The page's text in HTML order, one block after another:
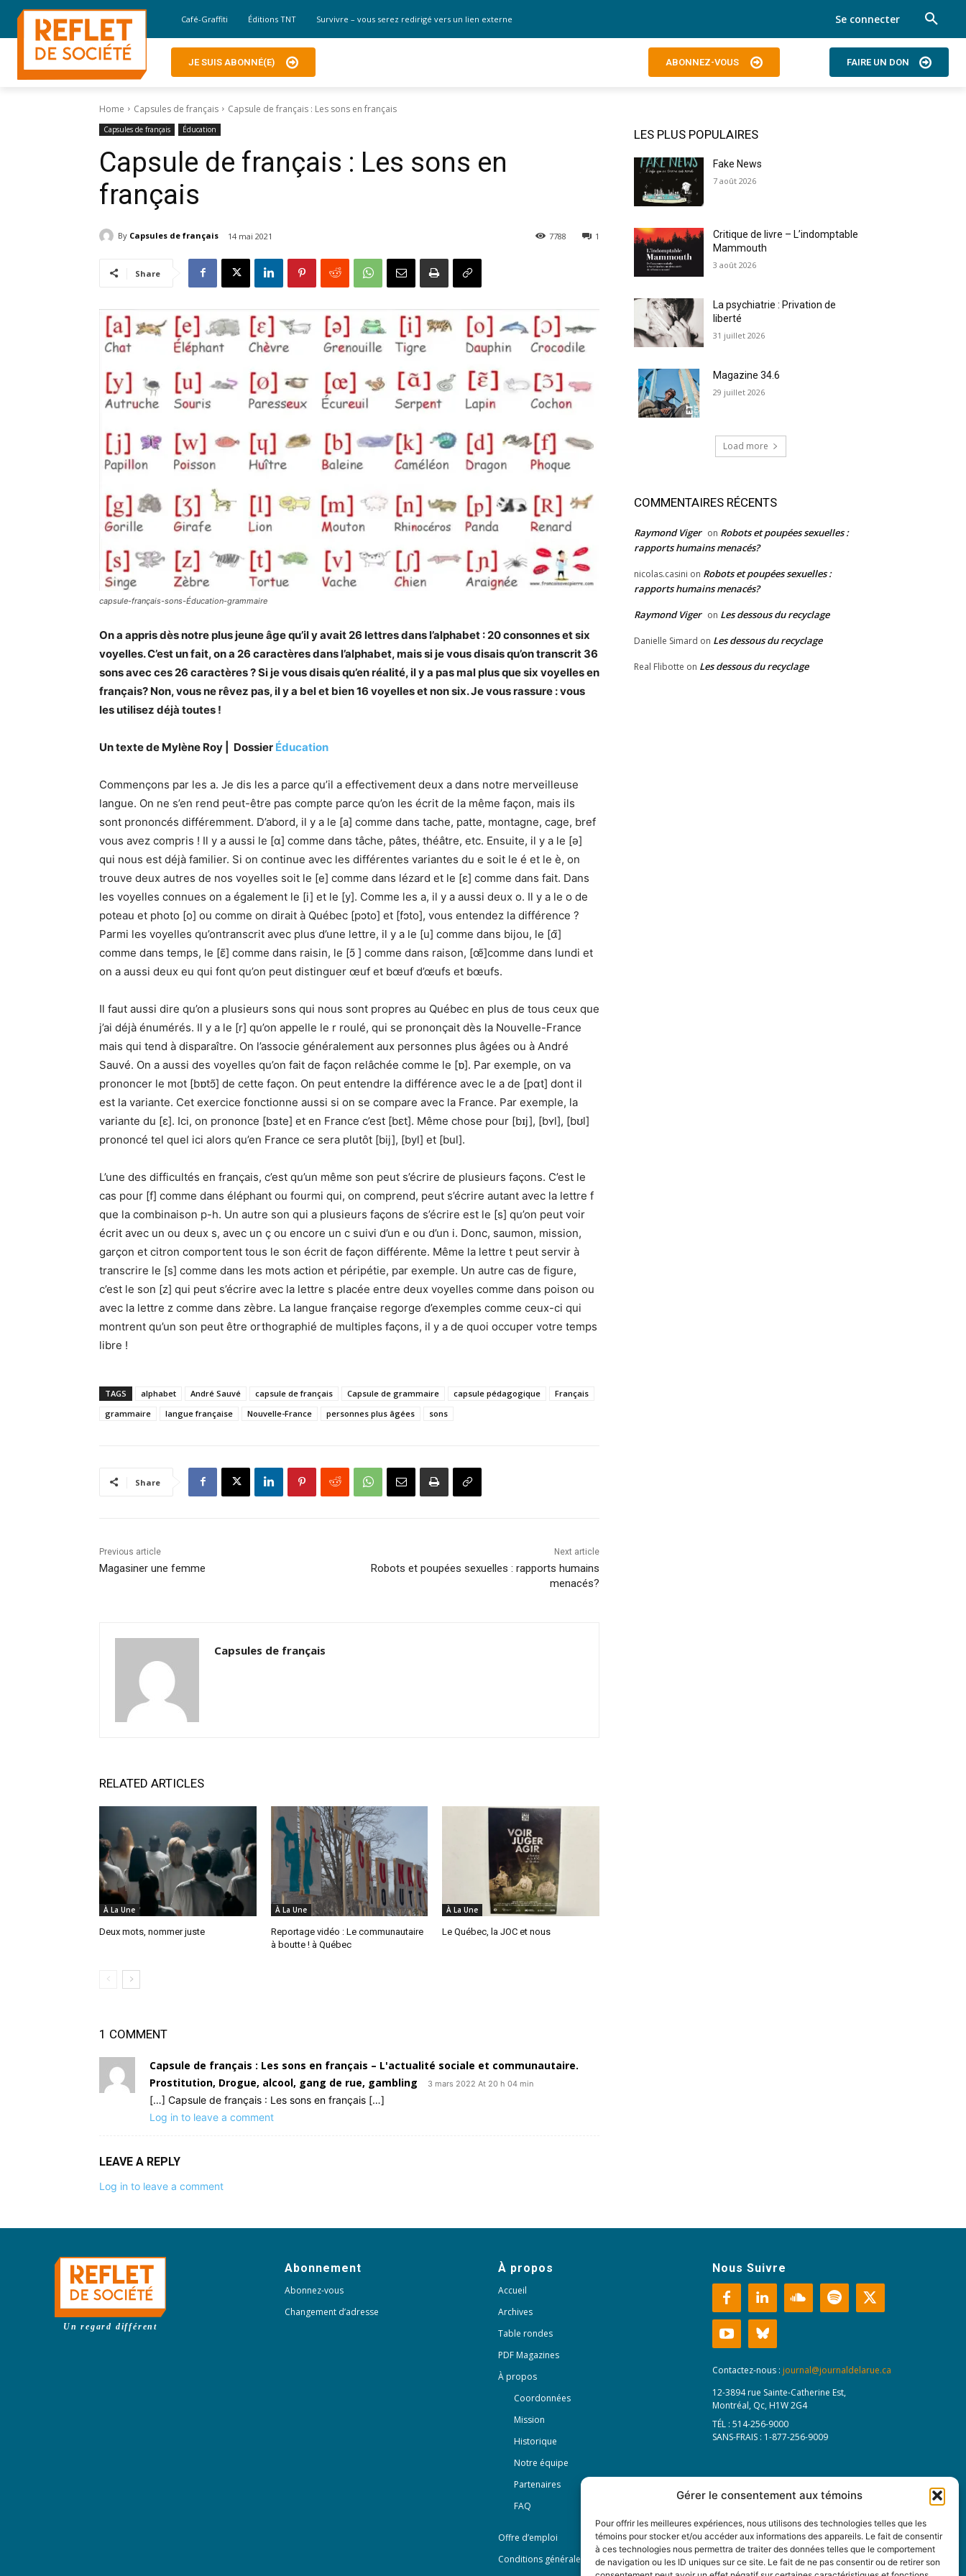
Gérer le consentement aux témoins
Pour offrir les meilleures expériences, nous utilisons des technologies telles que les
témoins pour stocker et/ou accéder aux informations des appareils. Le fait de consentir
à ces technologies nous permettra de traiter des données telles que le comportement
de navigation ou les ID uniques sur ce site. Le fait de ne pas consentir ou de retirer son
Café-Graffiti Éditions TNT Survivre – vous serez redirigé vers un lien externe Se connecter
JE SUIS ABONNÉ(E) ABONNEZ-VOUS FAIRE UN DON
Home Capsules de français Capsule de français : Les sons en français
Capsules de français Éducation
Capsule de français : Les sons en
français
By Capsules de français 14 mai 2021 1
7788
Share
capsule-français-sons-Éducation-grammaire
On a appris dès notre plus jeune âge qu’il y avait 26 lettres dans l’alphabet : 20 consonnes et six
voyelles. C’est un fait, on a 26 caractères dans l’alphabet, mais si je vous disais qu’on transcrit 36
sons avec ces 26 caractères ? Si je vous disais qu’en réalité, il y a pas mal plus que six voyelles en
français? Non, vous ne rêvez pas, il y a bel et bien 16 voyelles et non six. Je vous rassure : vous
les utilisez déjà toutes !
Un texte de Mylène Roy | Dossier Éducation
Commençons par les a. Je dis les a parce qu’il a effectivement deux a dans notre merveilleuse
langue. On ne s’en rend peut-être pas compte parce qu’on les écrit de la même façon, mais ils
sont prononcés différemment. D’abord, il y a le [a] comme dans tache, patte, montagne, cage, bref
vous avez compris ! Il y a aussi le [α] comme dans tâche, pâtes, théâtre, etc. Ensuite, il y a le [ə]
qui nous est déjà familier. Si on continue avec les différentes variantes du e soit le é et le è, on
trouve deux autres de nos voyelles soit le [e] comme dans lézard et le [ɛ] comme dans fait. Dans
les voyelles connues on a également le [i] et le [y]. Comme les a, il y a aussi deux o. Il y a le o de
poteau et photo [o] ou comme on dirait à Québec [pɔto] et [fɔto], vous entendez la différence ?
Parmi les voyelles qu’ontranscrit avec plus d’une lettre, il y a le [u] comme dans bijou, le [ɑ̃]
comme dans temps, le [ɛ̃] comme dans raisin, le [ɔ̃ ] comme dans raison, [œ̃]comme dans lundi et
on a aussi deux eu qui font qu’on peut distinguer œuf et bœuf d’œufs et bœufs.
Il faut aussi dire qu’on a plusieurs sons qui nous sont propres au Québec en plus de tous ceux que
j’ai déjà énumérés. Il y a le [r] qu’on appelle le r roulé, qui se prononçait dès la Nouvelle-France
mais qui tend à disparaître. On l’associe généralement aux personnes plus âgées ou à André
Sauvé. On a aussi des voyelles qu’on fait de façon relâchée comme le [ɒ]. Par exemple, on va
prononcer le mot [bɒtɔ̃] de cette façon. On peut entendre la différence avec le a de [pαt] dont il
est la variante. Cet exercice fonctionne aussi si on se compare avec la France. Par exemple, la
variante du [ɛ]. Ici, on prononce [bɜte] et en France c’est [bɛt]. Même chose pour [bɪj], [bʏl], [bʊl]
prononcé tel quel ici alors qu’en France ce sera plutôt [bij], [byl] et [bul].
L’une des difficultés en français, c’est qu’un même son peut s’écrire de plusieurs façons. C’est le
cas pour [f] comme dans éléphant ou fourmi qui, on comprend, peut s’écrire autant avec la lettre f
que la combinaison p-h. Un autre son qui a plusieurs façons de s’écrire est le [s] qu’on peut voir
écrit avec un ou deux s, avec un ç ou encore un c suivi d’un e ou d’un i. Donc, saumon, mission,
garçon et citron comportent tous le son écrit de façon différente. Même la lettre t peut servir à
transcrire le [s] comme dans les mots action et péripétie, par exemple. Un autre cas de figure,
c’est le son [z] qui peut s’écrire avec la lettre s placée entre deux voyelles comme dans poison ou
avec la lettre z comme dans zèbre. La langue française regorge d’exemples comme ceux-ci qui
montrent qu’un son peut être orthographié de multiples façons, il y a de quoi occuper votre temps
libre !
TAGS alphabet André Sauvé capsule de français Capsule de grammaire capsule pédagogique
Français
grammaire
langue française Nouvelle-France personnes plus âgées sons
Share
Previous article
Magasiner une femme
Next article
Robots et poupées sexuelles : rapports humains
menacés?
Capsules de français
RELATED ARTICLES
À La Une
Deux mots, nommer juste
À La Une
Reportage vidéo : Le communautaire
à boutte ! à Québec
À La Une
Le Québec, la JOC et nous
1 COMMENT
Capsule de français : Les sons en français – L'actualité sociale et communautaire.
Prostitution, Drogue, alcool, gang de rue, gambling
3 mars 2022 At 20 h 04 min
[…] Capsule de français : Les sons en français […]
Log in to leave a comment
LEAVE A REPLY
Log in to leave a comment
LES PLUS POPULAIRES
Fake News
7 août 2026
Critique de livre – L’indomptable
Mammouth
3 août 2026
La psychiatrie : Privation de
liberté
31 juillet 2026
Magazine 34.6
29 juillet 2026
Load more
COMMENTAIRES RÉCENTS
Raymond Viger on Robots et poupées sexuelles :
rapports humains menacés?
nicolas.casini on Robots et poupées sexuelles :
rapports humains menacés?
Raymond Viger on Les dessous du recyclage
Danielle Simard on Les dessous du recyclage
Real Flibotte on Les dessous du recyclage
Un regard différent
Abonnement
Abonnez-vous
Changement d’adresse
À propos
Accueil
Archives
Table rondes
PDF Magazines
À propos
Coordonnées
Mission
Historique
Notre équipe
Partenaires
FAQ
Offre d’emploi
Conditions générales
Nous Suivre
Contactez-nous : journal@journaldelarue.ca
12-3894 rue Sainte-Catherine Est,
Montréal, Qc, H1W 2G4
TÉL : 514-256-9000
SANS-FRAIS : 1-877-256-9009